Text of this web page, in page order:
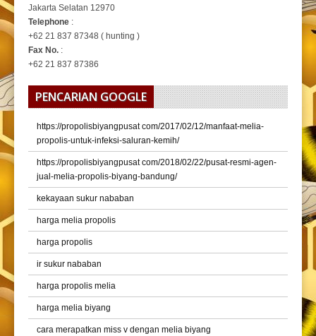
Jakarta Selatan 12970
Telephone :
+62 21 837 87348 ( hunting )
Fax No. :
+62 21 837 87386
PENCARIAN GOOGLE
https://propolisbiyangpusat com/2017/02/12/manfaat-melia-
propolis-untuk-infeksi-saluran-kemih/
https://propolisbiyangpusat com/2018/02/22/pusat-resmi-agen-
jual-melia-propolis-biyang-bandung/
kekayaan sukur nababan
harga melia propolis
harga propolis
ir sukur nababan
harga propolis melia
harga melia biyang
cara merapatkan miss v dengan melia biyang